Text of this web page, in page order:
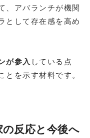
、アバランチが機関
として存在感を高め
が参入 している点
とを示す材料です。
の反応と今後へ